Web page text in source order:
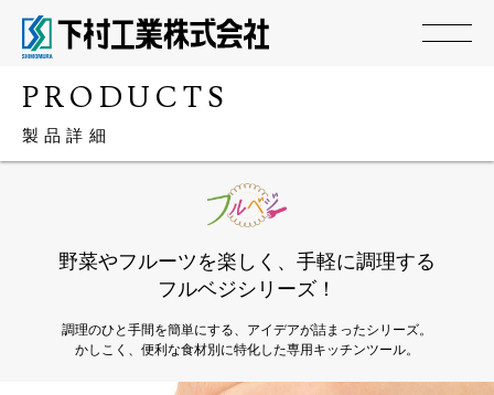
PRODUCTS
製品詳細
野菜やフルーツを楽しく、手軽に調理する
フルベジシリーズ！
調理のひと手間を簡単にする、アイデアが詰まったシリーズ。
かしこく、便利な食材別に特化した専用キッチンツール。